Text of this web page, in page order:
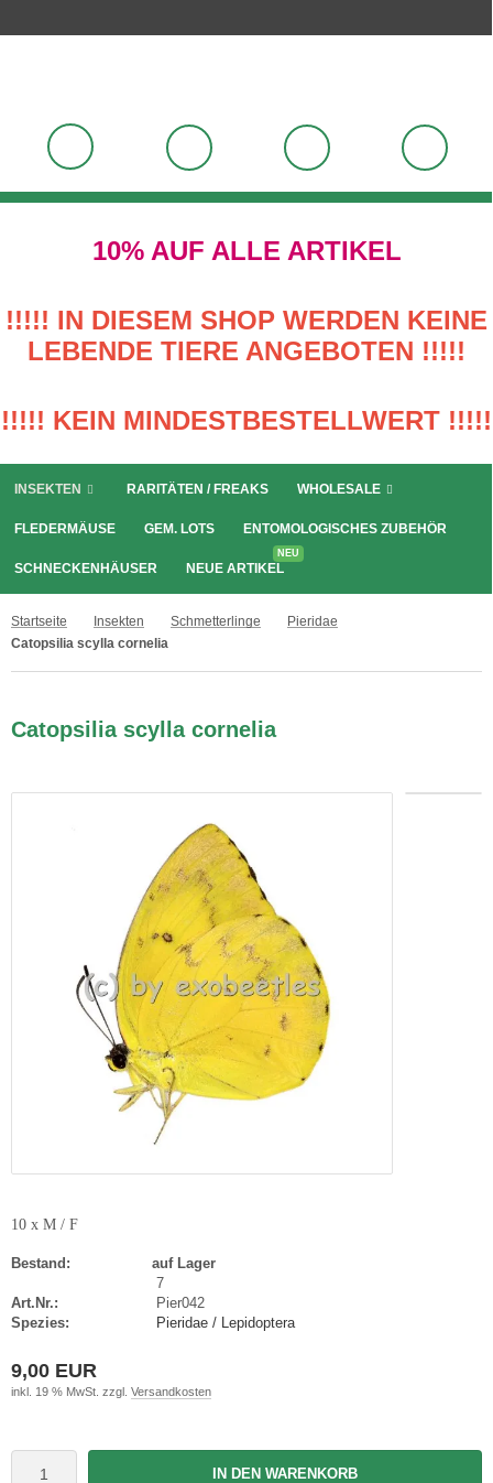
10% AUF ALLE ARTIKEL
!!!!! IN DIESEM SHOP WERDEN KEINE
LEBENDE TIERE ANGEBOTEN !!!!!
!!!!! KEIN MINDESTBESTELLWERT !!!!!
INSEKTEN RARITÄTEN / FREAKS WHOLESALE
FLEDERMÄUSE GEM. LOTS ENTOMOLOGISCHES ZUBEHÖR
SCHNECKENHÄUSER NEUE ARTIKEL
NEU
Startseite Insekten Schmetterlinge
Pieridae
Catopsilia scylla cornelia
Catopsilia scylla cornelia
10 x M / F
Bestand:
auf Lager
7
Art.Nr.:
Pier042
Spezies:
Pieridae / Lepidoptera
9,00 EUR
inkl. 19 % MwSt. zzgl. Versandkosten
IN DEN WARENKORB